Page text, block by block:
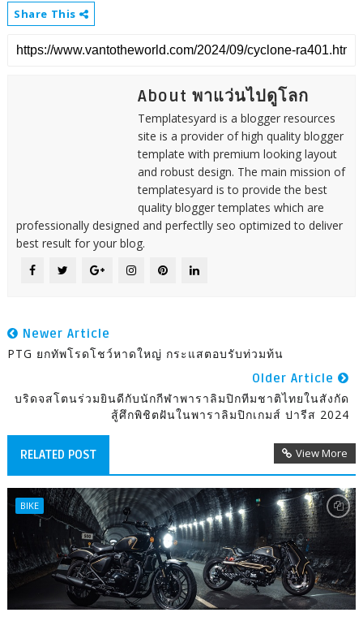
Share This
About พาแว่นไปดูโลก
Templatesyard is a blogger resources
site is a provider of high quality blogger
template with premium looking layout
and robust design. The main mission of
templatesyard is to provide the best
quality blogger templates which are
professionally designed and perfectlly seo optimized to deliver
best result for your blog.
Newer Article
PTG ยกทัพโรดโชว์หาดใหญ่ กระแสตอบรับท่วมท้น
Older Article
บริดจสโตนร่วมยินดีกับนักกีฬาพาราลิมปิกทีมชาติไทยในสังกัด
สู้ศึกพิชิตฝันในพาราลิมปิกเกมส์ ปารีส 2024
RELATED POST View More
BIKE